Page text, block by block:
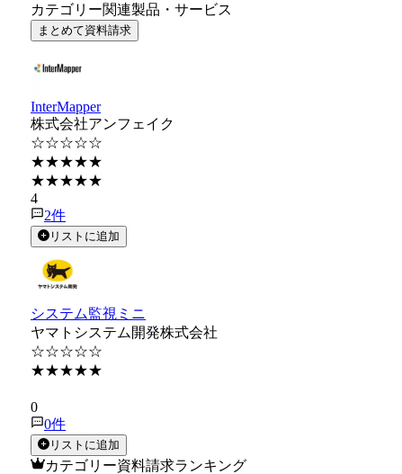
カテゴリー関連製品・サービス
まとめて資料請求
InterMapper
株式会社アンフェイク
☆☆☆☆☆
★★★★★
★★★★★
4
2件
リストに追加
システム監視ミニ
ヤマトシステム開発株式会社
☆☆☆☆☆
★★★★★
0
0件
リストに追加
カテゴリー資料請求ランキング